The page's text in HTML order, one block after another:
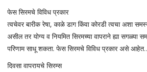
फेस सिरमचे विविध प्रकार
त्वचेवर बारीक रेषा, काळे डाग किंवा कोरडी त्वचा अशा
असील तर योग्य व नियमित सिरमच्या वापराने ह्या सगळ्या
परिणाम साधू शकता. फेस सिरमचे विविध प्रकार असे
दिवसा वापरायचे सिरम्स